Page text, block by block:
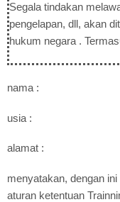
Segala tindakan
pengelapan, dll, akan
hukum negara .
nama :
usia :
alamat :
menyatakan, dengan
aturan ketentuan